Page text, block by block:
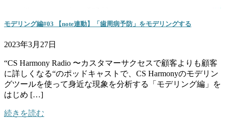
モデリング編#03 【note連動】「歯周病予防」をモデリングする
2023年3月27日
“CS Harmony Radio 〜カスタマーサクセスで顧客よりも顧客
に詳しくなる“のポッドキャストで、CS Harmonyのモデリン
グツールを使って身近な現象を分析する「モデリング編」を
はじめ […]
続きを読む